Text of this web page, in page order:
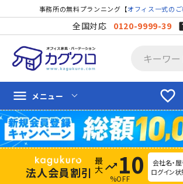
事務所の無料プランニング【オフィス一式のご
全国対応 0120-9999-39
favorite_border
menu メニュー
法人会員割引 trending_up 10
%OFF
会社名・
ログイン状